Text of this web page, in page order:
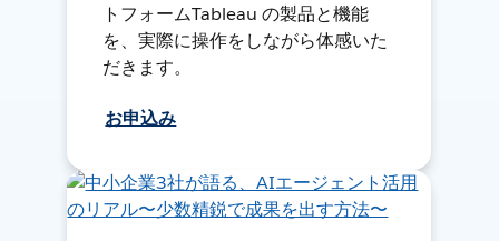
トフォームTableau の製品と機能
を、実際に操作をしながら体感いた
だきます。
お申込み